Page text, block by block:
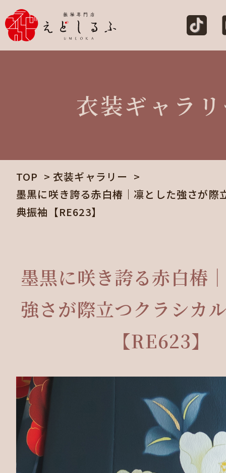
衣装ギャラ
TOP
衣装ギャラリー
墨黒に咲き誇る赤白椿｜凛とした強さが際
典振袖【RE623】
墨黒に咲き誇る赤白椿
強さが際立つクラシカ
【RE623】